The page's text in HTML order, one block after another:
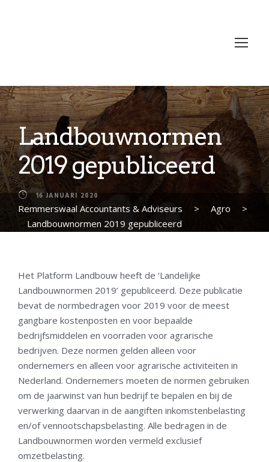
Landbouwnormen
2019 gepubliceerd
16 JANUARI 2020
Remmerswaal Accountants & Adviseurs > Agro
>
Landbouwnormen 2019 gepubliceerd
Het Platform Landbouw heeft de ‘Landelijke
Landbouwnormen 2019’ gepubliceerd. Deze publicatie
bevat de normbedragen voor 2019 voor de meest
gangbare kostenposten en voor bepaalde
bedrijfsmiddelen en voorraden voor agrarische
bedrijven. Deze normen gelden alleen voor
ondernemers en alleen voor agrarische activiteiten in
Nederland. Ondernemers moeten de normen gebruiken
om de jaarwinst van hun bedrijf te bepalen en bij de
verwerking daarvan in de aangiften inkomstenbelasting
en/of vennootschapsbelasting. Alle bedragen in de
Landbouwnormen worden vermeld exclusief
omzetbelasting.